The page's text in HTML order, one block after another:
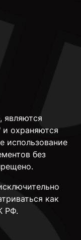
являются
охраняются
использование
без
как
РФ.